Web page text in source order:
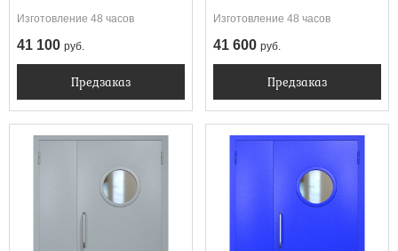
замок)
Изготовление 48 часов
41 100 руб.
Предзаказ
стеклопакетом (ручка-скоба)
Изготовление 48 часов
41 600 руб.
Предзаказ